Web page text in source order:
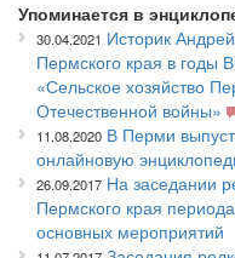
Упоминается в
30.04.2021 Историк
Пермского края в годы
«Сельское хозяйство
Отечественной войны»
11.08.2020 В Перми
онлайновую
26.09.2017 На заседании
Пермского края
основных мероприятий